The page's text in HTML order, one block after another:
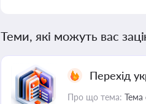
Теми, які можуть вас
Перехід
Про що тема: Тема